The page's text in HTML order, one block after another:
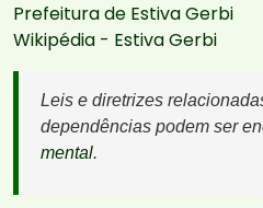
Prefeitura de Estiva Gerbi
Wikipédia - Estiva Gerbi
Leis e diretrizes
dependências podem ser
mental.